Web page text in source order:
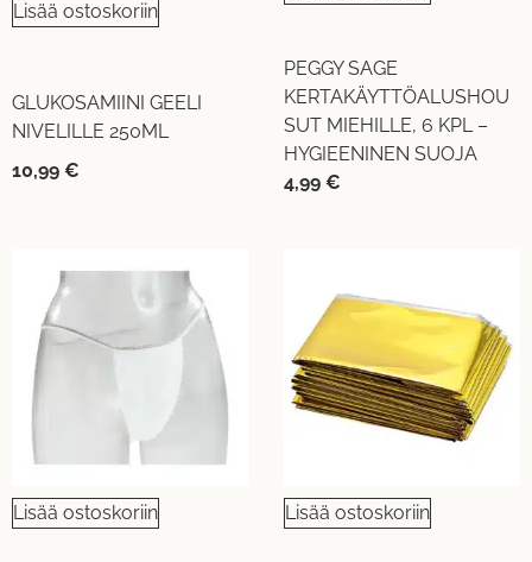
Lisää ostoskoriin
GLUKOSAMIINI GEELI
NIVELILLE 250ML
10,99 €
PEGGY SAGE
KERTAKÄYTTÖALUSHOU
SUT MIEHILLE, 6 KPL –
HYGIEENINEN SUOJA
4,99 €
Lisää ostoskoriin Lisää ostoskoriin